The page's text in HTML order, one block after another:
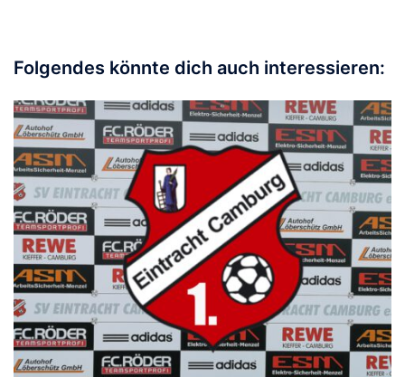
Folgendes könnte dich auch interessieren: